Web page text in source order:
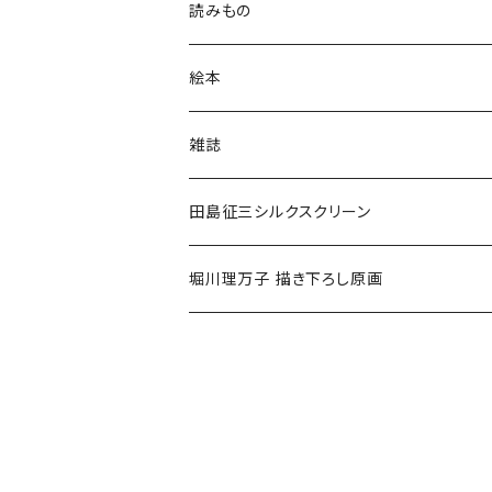
読みもの
小学低学年〜
小学中学年〜
小学高学年〜
中高生〜
絵本
0〜2歳〜
3〜5歳〜
小学低学年〜
雑誌
田島征三シルクスクリーン
堀川理万子 描き下ろし原画